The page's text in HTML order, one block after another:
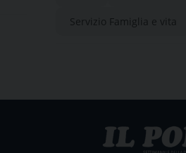
Servizio Famiglia e vita